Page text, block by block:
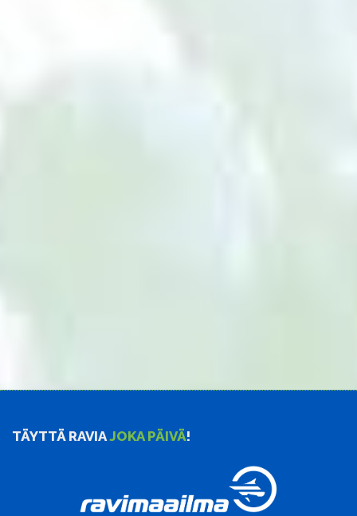
TÄYTTÄ RAVIAJOKA PÄIVÄ!